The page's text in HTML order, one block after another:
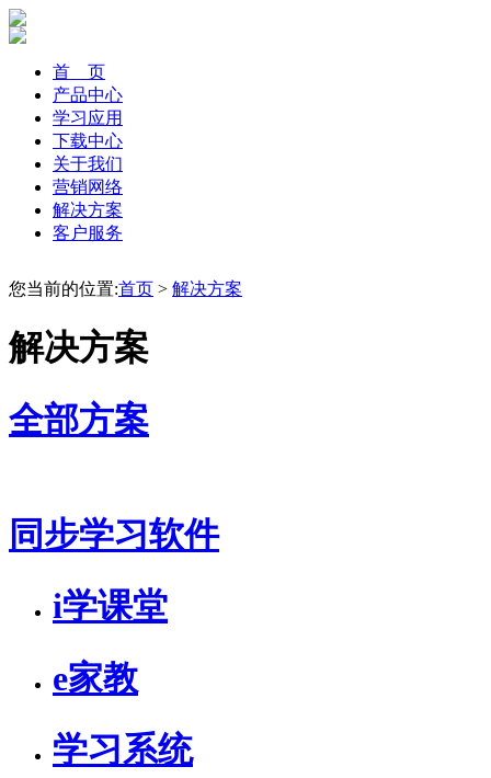
首 页
产品中心
学习应用
下载中心
关于我们
营销网络
解决方案
客户服务
您当前的位置:首页 > 解决方案
解决方案
全部方案
同步学习软件
i学课堂
e家教
学习系统